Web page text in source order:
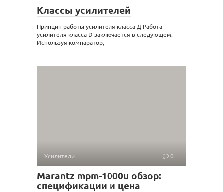
Классы усилителей
Принцип работы усилителя класса Д Работа
усилителя класса D заключается в следующем.
Используя компаратор,
Усилители 0
Marantz mpm-1000u обзор:
спецификации и цена